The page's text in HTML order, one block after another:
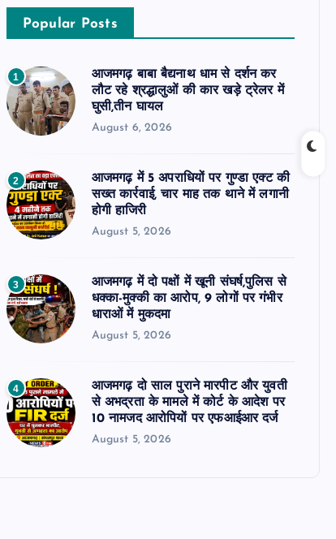
Popular Posts
1
आजमगढ़ बाबा बैद्यनाथ धाम से दर्शन कर
लौट रहे श्रद्धालुओं की कार खड़े ट्रेलर में
घुसी,तीन घायल
August 6, 2026
2
आजमगढ़ में 5 अपराधियों पर गुण्डा एक्ट की
सख्त कार्रवाई, चार माह तक थाने में लगानी
होगी हाजिरी
August 5, 2026
3
आजमगढ़ में दो पक्षों में खूनी संघर्ष,पुलिस से
धक्का-मुक्की का आरोप, 9 लोगों पर गंभीर
धाराओं में मुकदमा
August 5, 2026
4
आजमगढ़ दो साल पुराने मारपीट और युवती
से अभद्रता के मामले में कोर्ट के आदेश पर
10 नामजद आरोपियों पर एफआईआर दर्ज
August 5, 2026